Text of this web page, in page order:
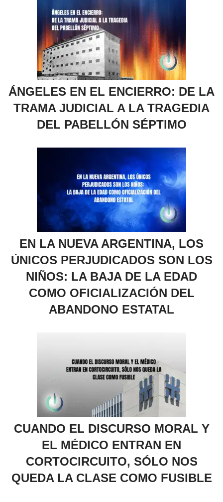
ÁNGELES EN EL ENCIERRO: DE LA
TRAMA JUDICIAL A LA TRAGEDIA
DEL PABELLÓN SÉPTIMO
EN LA NUEVA ARGENTINA, LOS
ÚNICOS PERJUDICADOS SON LOS
NIÑOS: LA BAJA DE LA EDAD
COMO OFICIALIZACIÓN DEL
ABANDONO ESTATAL
CUANDO EL DISCURSO MORAL Y
EL MÉDICO ENTRAN EN
CORTOCIRCUITO, SÓLO NOS
QUEDA LA CLASE COMO FUSIBLE